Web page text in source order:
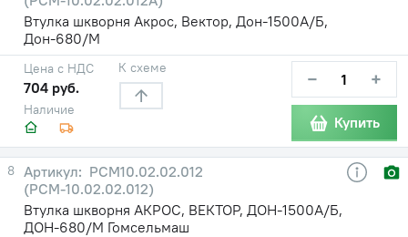
Втулка шкворня Акрос, Вектор, Дон-1500А/Б,
Дон-680/М
Наличие
Цена с НДС
704 руб.
К схеме − +
Купить
8
РСМ10.02.02.012
(РСМ-10.02.02.012)
Втулка шкворня АКРОС, ВЕКТОР, ДОН-1500А/Б,
ДОН-680/М Гомсельмаш